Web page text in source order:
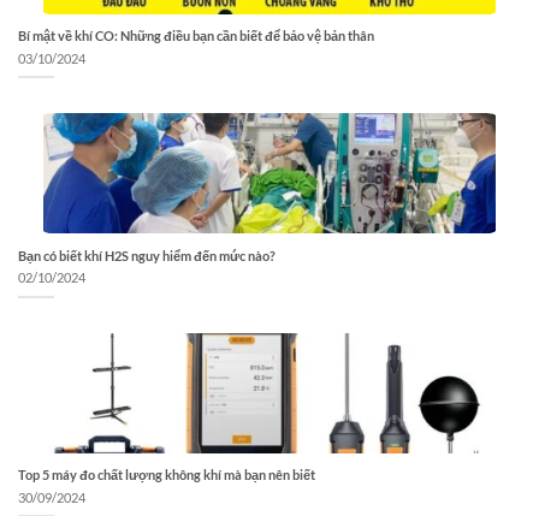
Bí mật về khí CO: Những điều bạn cần biết để bảo vệ bản thân
03/10/2024
Bạn có biết khí H2S nguy hiểm đến mức nào?
02/10/2024
Top 5 máy đo chất lượng không khí mà bạn nên biết
30/09/2024